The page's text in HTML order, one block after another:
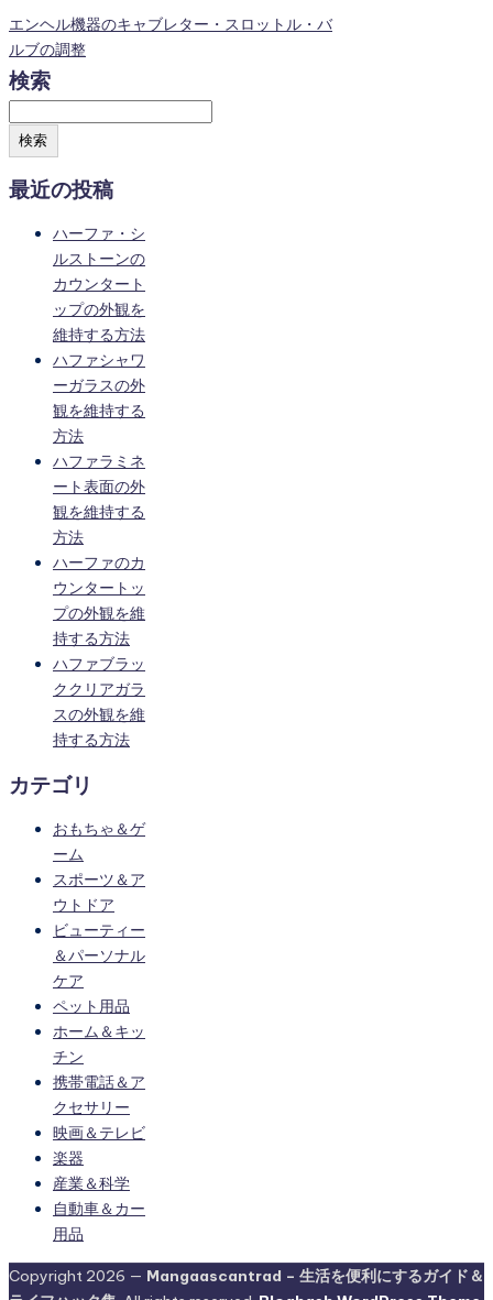
エンヘル機器のキャブレター・スロットル・バ
ルブの調整
検索
検索
最近の投稿
ハーファ・シ
ルストーンの
カウンタート
ップの外観を
維持する方法
ハファシャワ
ーガラスの外
観を維持する
方法
ハファラミネ
ート表面の外
観を維持する
方法
ハーファのカ
ウンタートッ
プの外観を維
持する方法
ハファブラッ
ククリアガラ
スの外観を維
持する方法
カテゴリ
おもちゃ＆ゲ
ーム
スポーツ＆ア
ウトドア
ビューティー
＆パーソナル
ケア
ペット用品
ホーム＆キッ
チン
携帯電話＆ア
クセサリー
映画＆テレビ
楽器
産業＆科学
自動車＆カー
用品
Copyright 2026 — Mangaascantrad – 生活を便利にするガイド＆